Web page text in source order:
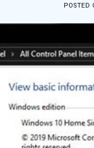
POSTED